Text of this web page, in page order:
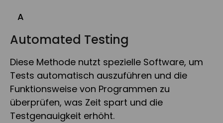
A
Automated Testing
Diese Methode nutzt spezielle Software, um
Tests automatisch auszuführen und die
Funktionsweise von Programmen zu
überprüfen, was Zeit spart und die
Testgenauigkeit erhöht.